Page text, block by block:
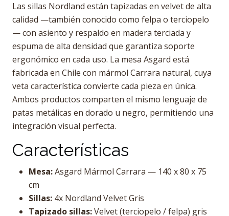
Las sillas Nordland están tapizadas en velvet de alta
calidad —también conocido como felpa o terciopelo
— con asiento y respaldo en madera terciada y
espuma de alta densidad que garantiza soporte
ergonómico en cada uso. La mesa Asgard está
fabricada en Chile con mármol Carrara natural, cuya
veta característica convierte cada pieza en única.
Ambos productos comparten el mismo lenguaje de
patas metálicas en dorado u negro, permitiendo una
integración visual perfecta.
Características
Mesa:Asgard Mármol Carrara — 140 x 80 x 75
cm
Sillas: 4x Nordland Velvet Gris
Tapizado sillas:Velvet (terciopelo / felpa) gris